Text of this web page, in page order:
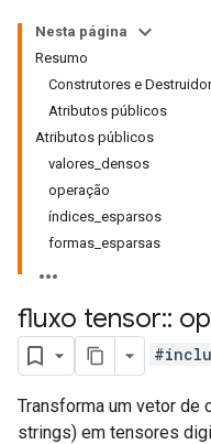
Nesta página
Resumo
Construtores e
Atributos públicos
Atributos públicos
valores_densos
operação
índices_esparsos
formas_esparsas
fluxo tensor::
Transforma um vetor de
strings) em tensores